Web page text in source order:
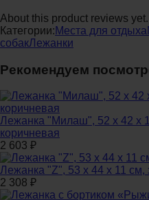
About this product reviews
Категории: Места для отдыха
собакЛежанки
Рекомендуем
Лежанка "Милаш", 52 х 42 х
коричневая
2 603 ₽
Лежанка "Z", 53 х 44 х 11 см,
2 308 ₽